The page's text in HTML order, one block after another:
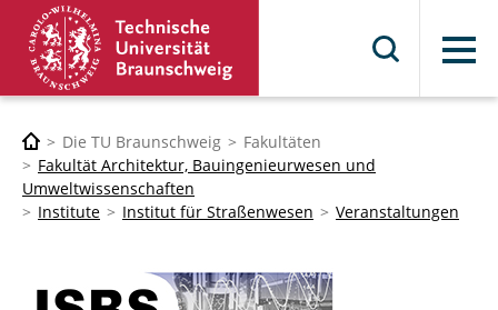
Menü
Die TU Braunschweig
Fakultäten
Fakultät Architektur, Bauingenieurwesen und
Umweltwissenschaften
Institute
Institut für Straßenwesen Veranstaltungen